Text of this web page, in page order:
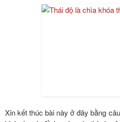
Xin kết thúc bài này ở đây bằng